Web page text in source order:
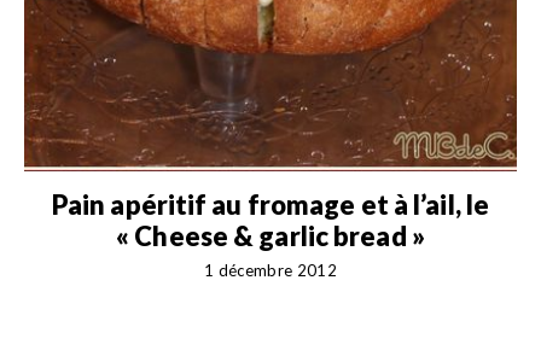
Pain apéritif au fromage et à l’ail, le
« Cheese & garlic bread »
1 décembre 2012